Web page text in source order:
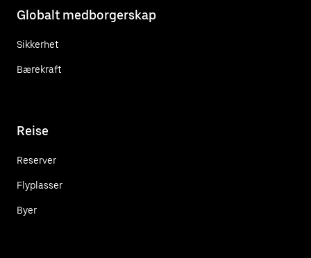
Globalt medborgerskap
Sikkerhet
Bærekraft
Reise
Reserver
Flyplasser
Byer